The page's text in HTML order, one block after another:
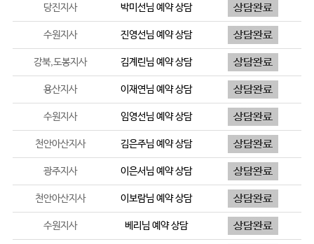
당진지사 박미선님 예약 상담
수원지사 진영선님 예약 상담
강북,도봉지사 김계린님 예약 상담
용산지사 이재연님 예약 상담
수원지사 임영선님 예약 상담
천안아산지사 김은주님 예약 상담
광주지사 이은서님 예약 상담
천안아산지사 이보람님 예약 상담
수원지사 베리 님 예약 상담